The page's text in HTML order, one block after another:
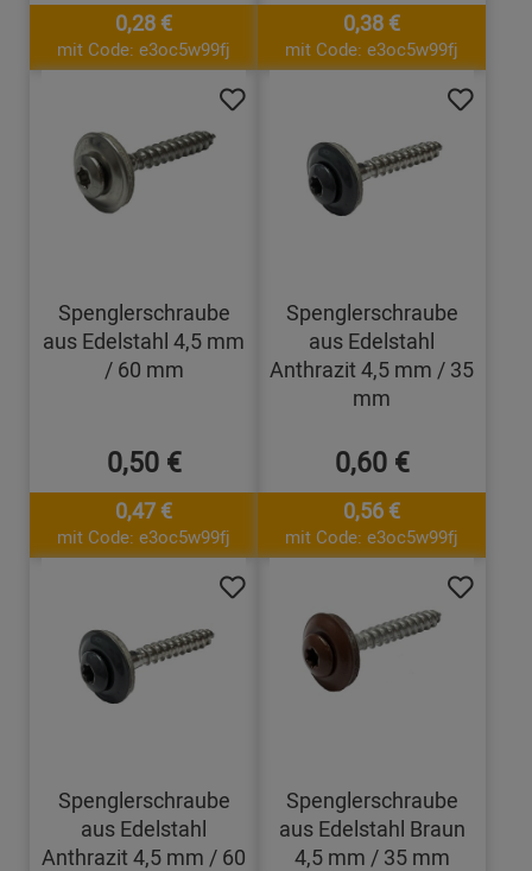
0,28 €
mit Code: e3oc5w99fj
0,38 €
mit Code: e3oc5w99fj
Spenglerschraube
aus Edelstahl 4,5 mm
/ 60 mm
0,50 €
0,47 €
mit Code: e3oc5w99fj
Spenglerschraube
aus Edelstahl
Anthrazit 4,5 mm / 35
mm
0,60 €
0,56 €
mit Code: e3oc5w99fj
Spenglerschraube
aus Edelstahl
Anthrazit 4,5 mm / 60
Spenglerschraube
aus Edelstahl Braun
4,5 mm / 35 mm